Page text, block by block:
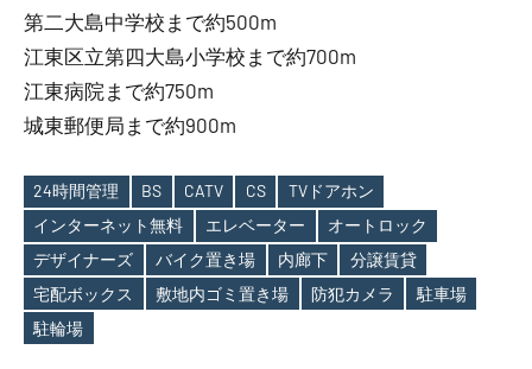
第二大島中学校まで約500m
江東区立第四大島小学校まで約700m
江東病院まで約750m
城東郵便局まで約900m
Tags
24時間管理 BS CATV CS
TVドアホン
インターネット無料
エレベーター
オートロック
デザイナーズ
バイク置き場 内廊下
分譲賃貸
宅配ボックス
敷地内ゴミ置き場 防犯カメラ
駐車場
駐輪場